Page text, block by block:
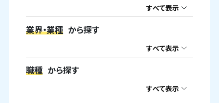
すべて表示
業界・業種 から探す
すべて表示
職種 から探す
すべて表示